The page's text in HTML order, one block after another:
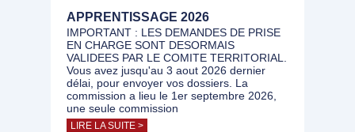
APPRENTISSAGE 2026
IMPORTANT : LES DEMANDES DE PRISE
EN CHARGE SONT DESORMAIS
VALIDEES PAR LE COMITE TERRITORIAL.
Vous avez jusqu'au 3 aout 2026 dernier
délai, pour envoyer vos dossiers. La
commission a lieu le 1er septembre 2026,
une seule commission
LIRE LA SUITE >